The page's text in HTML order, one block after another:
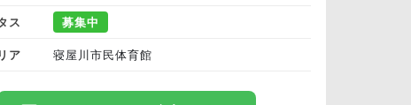
ス 募集中
ア 寝屋川市民体育館